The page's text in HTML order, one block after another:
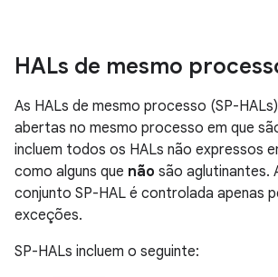
HALs de mesmo
As HALs de mesmo processo (SP-
abertas no mesmo processo em que
incluem todos os HALs não expressos
como alguns que não são aglutinantes.
conjunto SP-HAL é controlada apenas
exceções.
SP-HALs incluem o seguinte: